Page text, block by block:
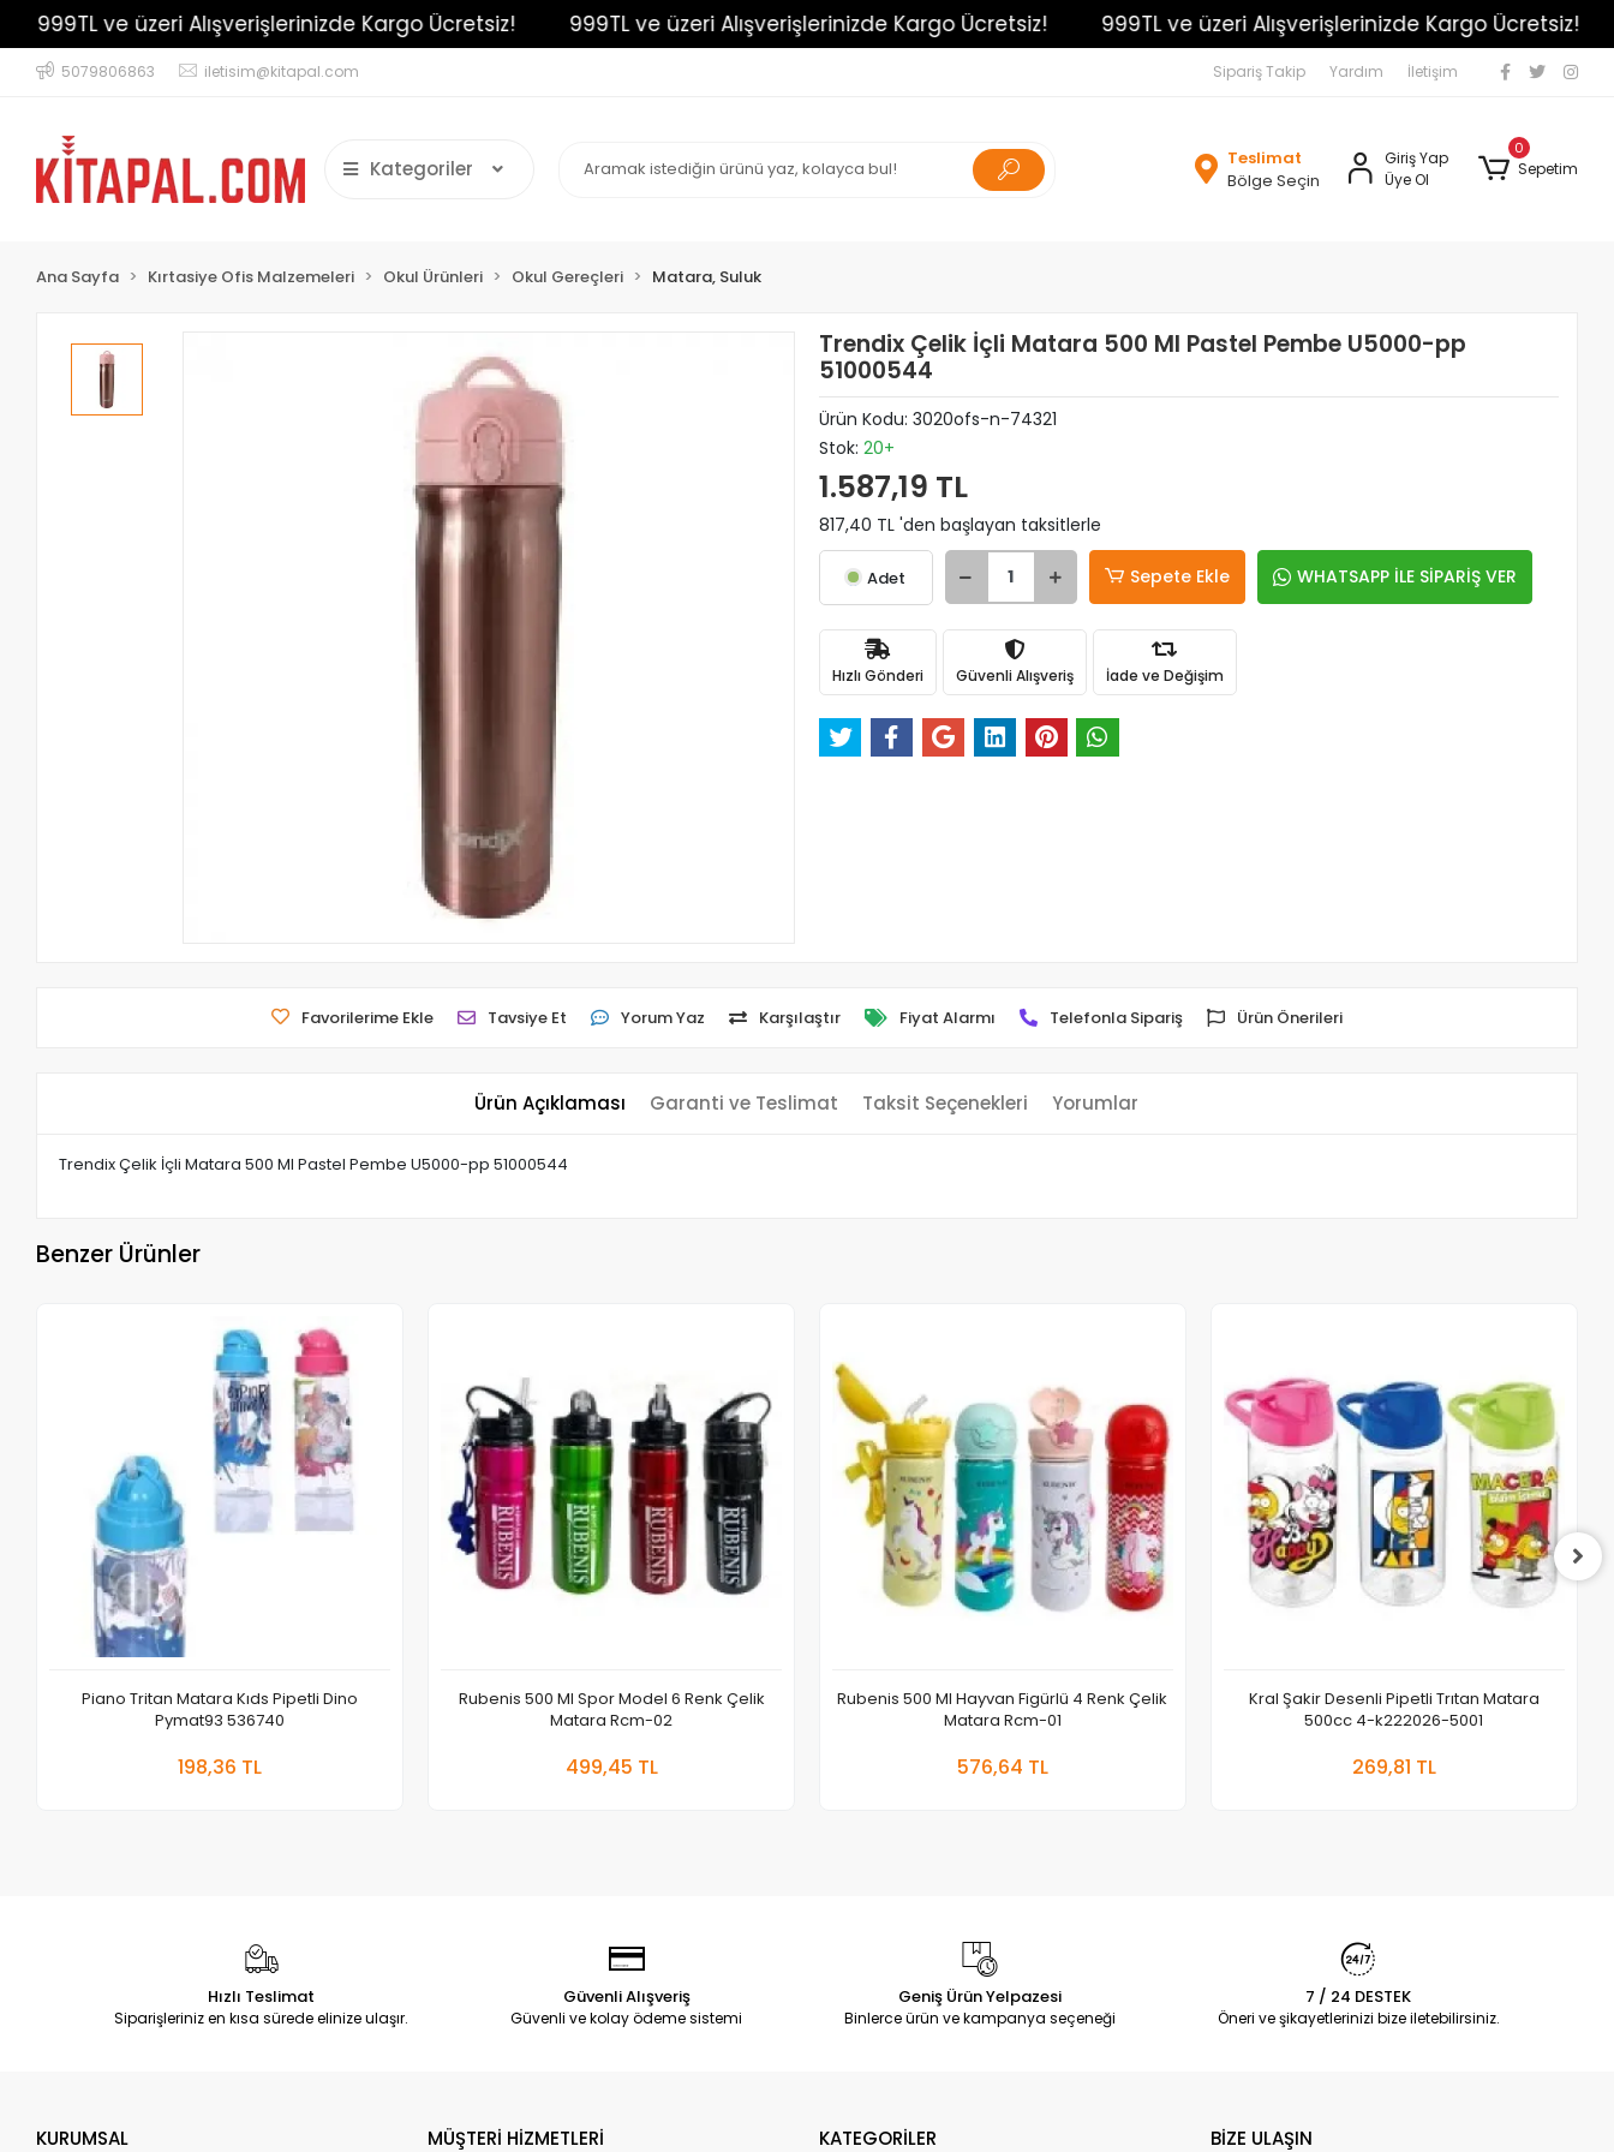
999TL ve üzeri Alışverişlerinizde Kargo Ücretsiz! 999TL ve üzeri Alışverişlerinizde Kargo Ücretsiz! 999TL ve üzeri Alışverişlerinizde Kargo Ücretsiz!
5079806863 iletisim@kitapal.com Sipariş Takip Yardım İletişim
Kategoriler
Teslimat
Bölge Seçin
Giriş Yap
Üye Ol
0
Sepetim
Ana Sayfa Kırtasiye Ofis Malzemeleri Okul Ürünleri Okul Gereçleri Matara, Suluk
Trendix Çelik İçli Matara 500 Ml Pastel Pembe U5000-pp
51000544
Ürün Kodu: 3020ofs-n-74321
Stok: 20+
1.587,19 TL
817,40 TL 'den başlayan taksitlerle
Adet Sepete Ekle WHATSAPP İLE SİPARİŞ VER
Hızlı Gönderi Güvenli Alışveriş İade ve Değişim
Favorilerime Ekle Tavsiye Et Yorum Yaz Karşılaştır Fiyat Alarmı Telefonla Sipariş Ürün Önerileri
Ürün Açıklaması Garanti ve Teslimat Taksit Seçenekleri Yorumlar
Trendix Çelik İçli Matara 500 Ml Pastel Pembe U5000-pp 51000544
Benzer Ürünler
Piano Tritan Matara Kıds Pipetli Dino
Pymat93 536740
198,36 TL
Rubenis 500 Ml Spor Model 6 Renk Çelik
Matara Rcm-02
499,45 TL
Rubenis 500 Ml Hayvan Figürlü 4 Renk Çelik
Matara Rcm-01
576,64 TL
Kral Şakir Desenli Pipetli Trıtan Matara
500cc 4-k222026-5001
269,81 TL
Hızlı Teslimat
Siparişleriniz en kısa sürede elinize ulaşır.
Güvenli Alışveriş
Güvenli ve kolay ödeme sistemi
Geniş Ürün Yelpazesi
Binlerce ürün ve kampanya seçeneği
7 / 24 DESTEK
Öneri ve şikayetlerinizi bize iletebilirsiniz.
KURUMSAL MÜŞTERİ HİZMETLERİ KATEGORİLER BİZE ULAŞIN